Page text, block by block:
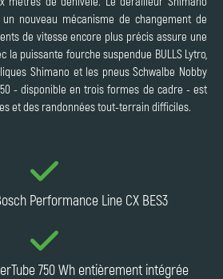
nouveau mécanisme de changement de
de vitesse encore plus précis assure une
la puissante fourche suspendue BULLS Lytro,
Shimano et les pneus Schwalbe Nobby
- disponible en trois formes de cadre - est
et des randonnées tout-terrain difficiles.
Performance Line CX BES3
750 Wh entièrement intégrée